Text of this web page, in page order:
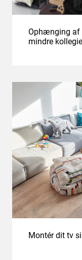
Ophænging af
mindre
Montér dit tv